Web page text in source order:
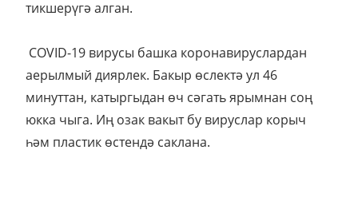
тикшерүгә алган.
COVID-19 вирусы башка коронавируслардан
аерылмый диярлек. Бакыр өслектә ул 46
минуттан, катыргыдан өч сәгать ярымнан соң
юкка чыга. Иң озак вакыт бу вируслар корыч
һәм пластик өстендә саклана.